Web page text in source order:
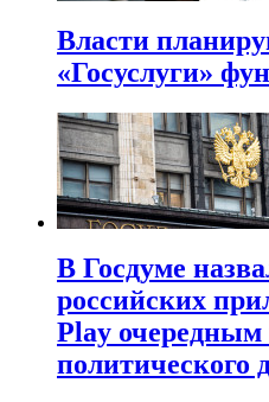
Власти
«Госуслуги»
В Госдуме
российских
Play
политического